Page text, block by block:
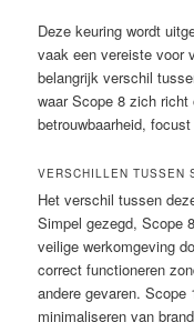
Deze keuring wordt
vaak een vereiste voor
belangrijk verschil
waar Scope 8 zich richt
betrouwbaarheid,
VERSCHILLEN TUSSEN
Het verschil tussen
Simpel gezegd, Scope
veilige werkomgeving
correct functioneren
andere gevaren.
minimaliseren van